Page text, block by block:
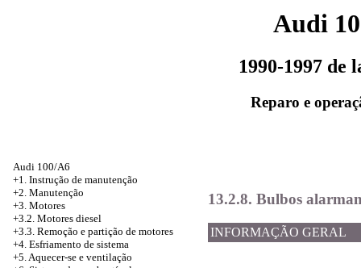
Audi
1990-1997 de
Reparo e
Audi 100/A6
+1. Instrução de manutenção
+2. Manutenção
+3. Motores
+3.2. Motores diesel
+3.3. Remoção e partição de motores
+4. Esfriamento de sistema
+5. Aquecer-se e ventilação
13.2.8. Bulbos
INFORMAÇÃO GERAL